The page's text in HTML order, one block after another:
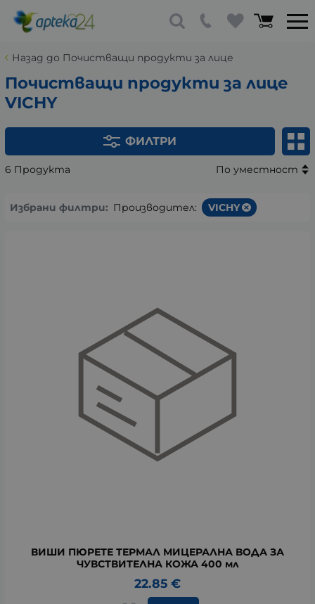
Назад до Почистващи продукти за лице
Почистващи продукти за лице
VICHY
ФИЛТРИ
6 Продукта По уместност
Избрани филтри: Производител: VICHY
ВИШИ ПЮРЕТЕ ТЕРМАЛ МИЦЕРАЛНА ВОДА ЗА
ЧУВСТВИТЕЛНА КОЖА 400 мл
22.85 €